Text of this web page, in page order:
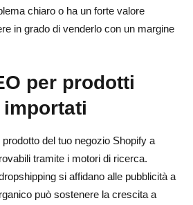
chiaro o ha un forte valore
in grado di venderlo con un margine
per prodotti
del tuo negozio Shopify a
tramite i motori di ricerca.
si affidano alle pubblicità a
può sostenere la crescita a